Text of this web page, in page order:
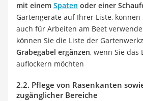
mit einem Spaten oder einer
Gartengeräte auf Ihrer Liste, können
auch für Arbeiten am Beet
können Sie die Liste der
Grabegabel ergänzen, wenn Sie das
auflockern möchten
2.2. Pflege von Rasenkanten
zugänglicher Bereiche